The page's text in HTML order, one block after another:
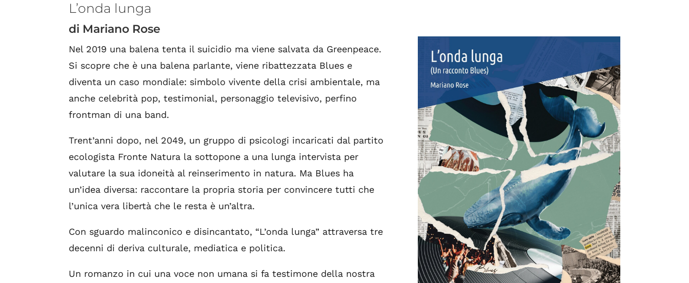
L’onda lunga
di Mariano Rose
Nel 2019 una balena tenta il suicidio ma viene salvata da Greenpeace.
Si scopre che è una balena parlante, viene ribattezzata Blues e
diventa un caso mondiale: simbolo vivente della crisi ambientale, ma
anche celebrità pop, testimonial, personaggio televisivo, perfino
frontman di una band.
Trent’anni dopo, nel 2049, un gruppo di psicologi incaricati dal partito
ecologista Fronte Natura la sottopone a una lunga intervista per
valutare la sua idoneità al reinserimento in natura. Ma Blues ha
un’idea diversa: raccontare la propria storia per convincere tutti che
l’unica vera libertà che le resta è un’altra.
Con sguardo malinconico e disincantato, “L’onda lunga” attraversa tre
decenni di deriva culturale, mediatica e politica.
Un romanzo in cui una voce non umana si fa testimone della nostra